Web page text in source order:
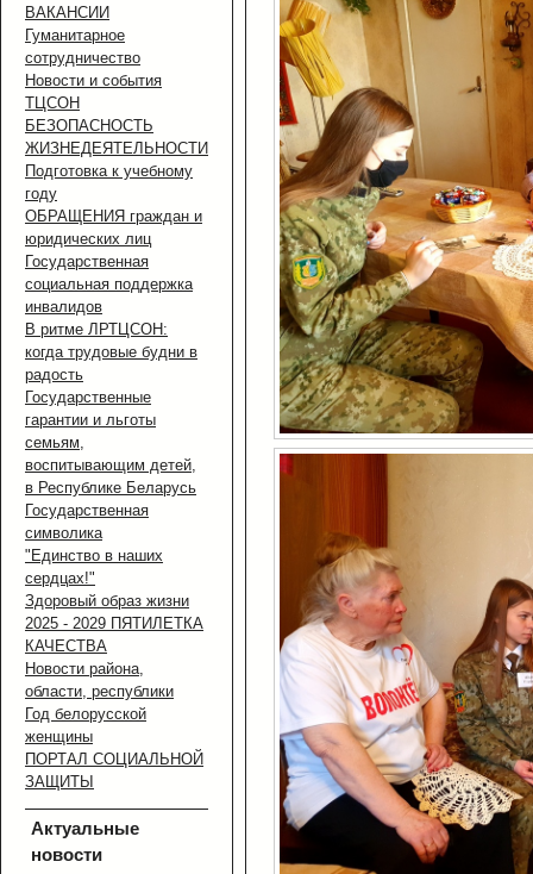
ВАКАНСИИ
Гуманитарное
сотрудничество
Новости и события
ТЦСОН
БЕЗОПАСНОСТЬ
ЖИЗНЕДЕЯТЕЛЬНОСТИ
Подготовка к учебному
году
ОБРАЩЕНИЯ граждан и
юридических лиц
Государственная
социальная поддержка
инвалидов
В ритме ЛРТЦСОН:
когда трудовые будни в
радость
Государственные
гарантии и льготы
семьям,
воспитывающим детей,
в Республике Беларусь
Государственная
символика
"Единство в наших
сердцах!"
Здоровый образ жизни
2025 - 2029 ПЯТИЛЕТКА
КАЧЕСТВА
Новости района,
области, республики
Год белорусской
женщины
ПОРТАЛ СОЦИАЛЬНОЙ
ЗАЩИТЫ
Актуальные
новости